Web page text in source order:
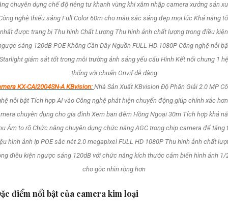
chuyên dụng chế độ riêng tư khanh vùng khi xâm nhập camera xưởng sản
nghệ thiếu sáng Full Color 60m cho màu sắc sáng đẹp mọi lúc Khả năng
nhất được trang bị Thu hình Chất Lượng Thu hình ảnh chất lượng trong điều kiện
sáng 120dB POE Không Cần Dây Nguồn FULL HD 1080P Công nghệ nỗi
Starlight giám sát tốt trong môi trường ánh sáng yếu cấu Hình Kết nối chung 1 hệ
thống với chuẩn Onvif dễ dàng
KX-CAi2004SN-A KBvision: Nhà Sản Xuất KBvision Độ Phân Giải 2.0 MP
nỗi bật Tích hợp AI vào Công nghệ phát hiện chuyển động giúp chính xác
chuyên dụng cho gia đình Xem ban đêm Hồng Ngoại 30m Tích hợp khả
Âm to rõ Chức năng chuyên dụng chức năng AGC trong chip camera để tăng
hình ảnh Ip POE sắc nét 2.0 megapixel FULL HD 1080P Thu hình ảnh chất
điều kiện ngược sáng 120dB với chức năng kích thước cảm biến hình ảnh 1/
cho góc nhìn rộng hơn
điểm nổi bật của camera kim loại